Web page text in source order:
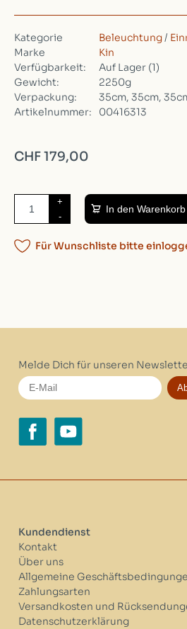
Kategorie Beleuchtung/
Marke
Kin
Verfügbarkeit:
Auf Lager (1)
Gewicht:
2250g
Verpackung:
35cm, 35cm,
Artikelnummer:
00416313
CHF 179,00
+
-
In den
Für Wunschliste bitte
Melde Dich für unseren
Kundendienst
Kontakt
Über uns
Allgemeine
Zahlungsarten
Versandkosten und
Datenschutzerklärung